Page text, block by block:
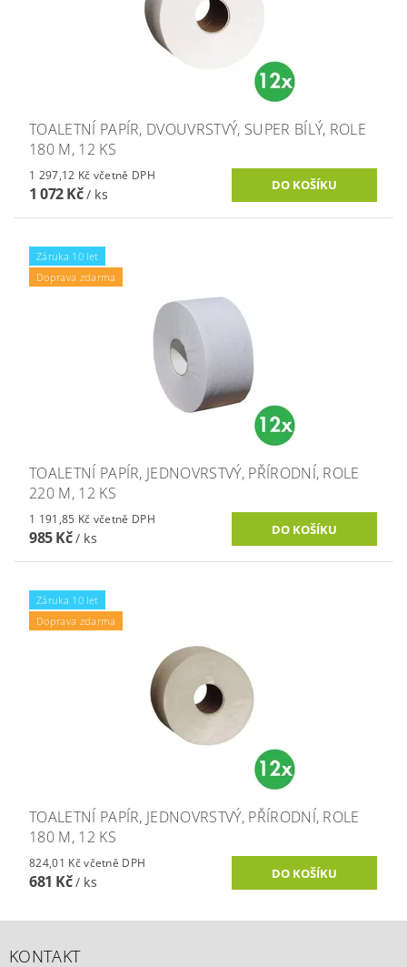
TOALETNÍ PAPÍR, DVOUVRSTVÝ, SUPER BÍLÝ, ROLE
180 M, 12 KS
1 297,12 Kč včetně DPH
1 072 Kč/ ks
Záruka 10 let
Doprava zdarma
TOALETNÍ PAPÍR, JEDNOVRSTVÝ, PŘÍRODNÍ, ROLE
220 M, 12 KS
1 191,85 Kč včetně DPH
985 Kč/ ks
Záruka 10 let
Doprava zdarma
TOALETNÍ PAPÍR, JEDNOVRSTVÝ, PŘÍRODNÍ, ROLE
180 M, 12 KS
824,01 Kč včetně DPH
681 Kč/ ks
KONTAKT